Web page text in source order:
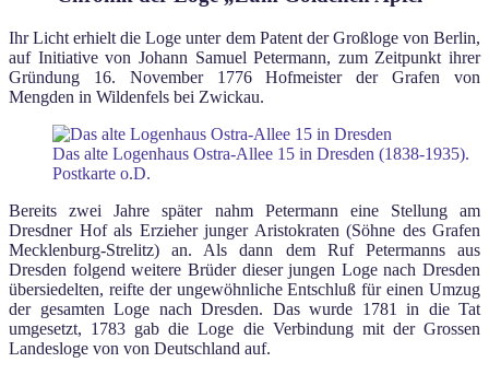
Ihr Licht erhielt die Loge unter dem Patent der Großloge von Berlin,
auf Initiative von Johann Samuel Petermann, zum Zeitpunkt ihrer
Gründung 16. November 1776 Hofmeister der Grafen von
Mengden in Wildenfels bei Zwickau.
Das alte Logenhaus Ostra-Allee 15 in Dresden (1838-1935).
Postkarte o.D.
Bereits zwei Jahre später nahm Petermann eine Stellung am
Dresdner Hof als Erzieher junger Aristokraten (Söhne des Grafen
Mecklenburg-Strelitz) an. Als dann dem Ruf Petermanns aus
Dresden folgend weitere Brüder dieser jungen Loge nach Dresden
übersiedelten, reifte der ungewöhnliche Entschluß für einen Umzug
der gesamten Loge nach Dresden. Das wurde 1781 in die Tat
umgesetzt, 1783 gab die Loge die Verbindung mit der Grossen
Landesloge von von Deutschland auf.